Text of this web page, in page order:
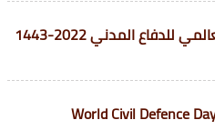
بدقة عالية PDF شعار اليوم العالمي للدفاع المدني 2022-1443